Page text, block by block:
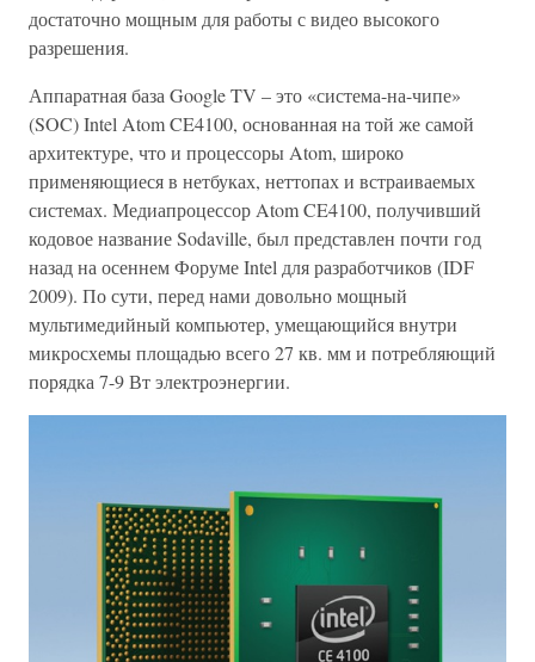
достаточно мощным для работы с видео высокого
разрешения.
Аппаратная база Google TV – это «система-на-чипе»
(SOC) Intel Atom CE4100, основанная на той же самой
архитектуре, что и процессоры Atom, широко
применяющиеся в нетбуках, неттопах и встраиваемых
системах. Медиапроцессор Atom CE4100, получивший
кодовое название Sodaville, был представлен почти год
назад на осеннем Форуме Intel для разработчиков (IDF
2009). По сути, перед нами довольно мощный
мультимедийный компьютер, умещающийся внутри
микросхемы площадью всего 27 кв. мм и потребляющий
порядка 7-9 Вт электроэнергии.